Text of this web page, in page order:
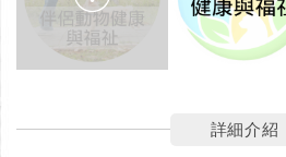
詳細介紹